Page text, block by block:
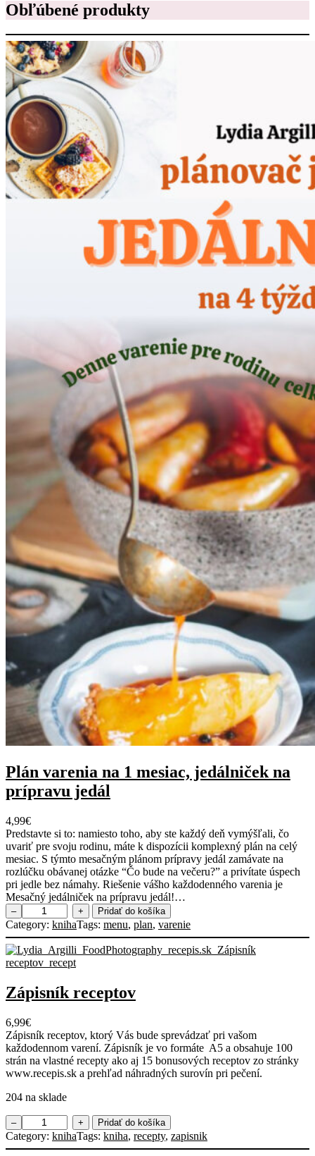
Obľúbené produkty
Plán varenia na 1 mesiac, jedálniček na
prípravu jedál
4,99€
Predstavte si to: namiesto toho, aby ste každý deň vymýšľali, čo
uvariť pre svoju rodinu, máte k dispozícii komplexný plán na celý
mesiac. S týmto mesačným plánom prípravy jedál zamávate na
rozlúčku obávanej otázke “Čo bude na večeru?” a privítate úspech
pri jedle bez námahy. Riešenie vášho každodenného varenia je
Mesačný jedálniček na prípravu jedál!…
–
m
n
o
ž
s
v
o
l
á
n
v
a
e
a
n
+ Pridať do košíka
Category: knihaTags: menu, plan, varenie
Zápisník receptov
6,99€
Zápisník receptov, ktorý Vás bude sprevádzať pri vašom
každodennom varení. Zápisník je vo formáte A5 a obsahuje 100
strán na vlastné recepty ako aj 15 bonusových receptov zo stránky
www.recepis.sk a prehľad náhradných surovín pri pečení.
204 na sklade
–
m
n
o
+ Pridať do košíka
Category: knihaTags: kniha, recepty, zapisnik